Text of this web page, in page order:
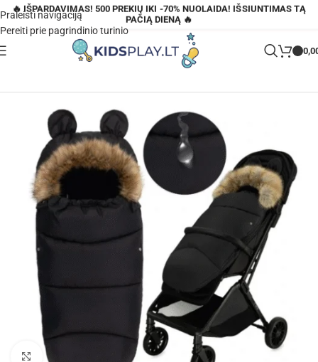
Praleisti navigaciją
Pereiti prie pagrindinio turinio
🔥 IŠPARDAVIMAS! 500 PREKIŲ IKI -70% NUOLAIDA! IŠSIUNTIMAS TĄ
PAČIĄ DIENĄ 🔥
Parduotuvė Miegmaišis MoMi Cozy Black
Padidinti